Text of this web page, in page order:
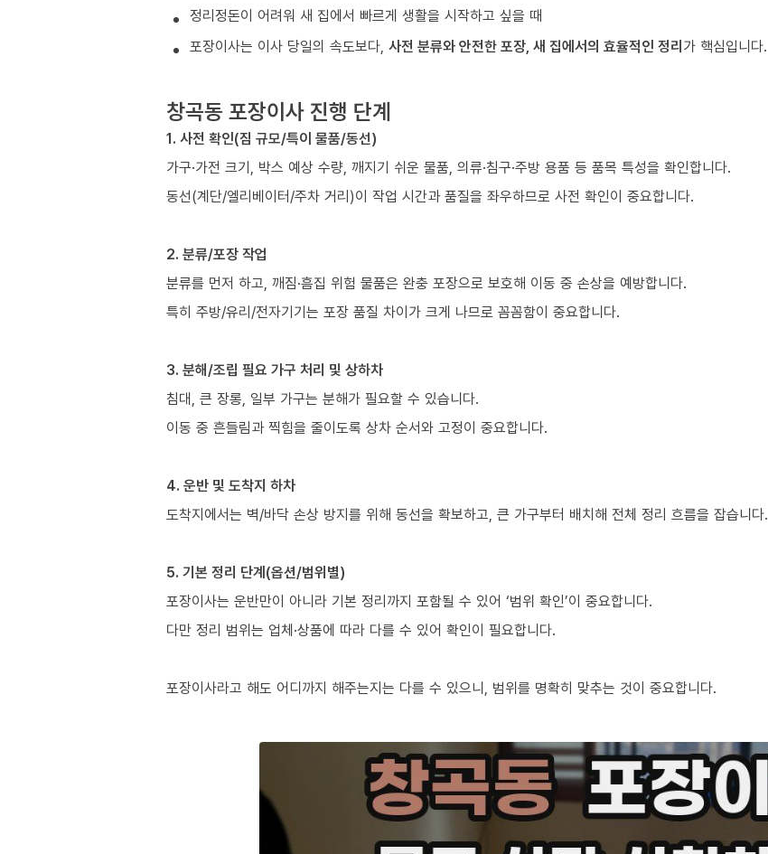
정리정돈이 어려워 새 집에서 빠르게 생활을 시작하고 싶을 때
포장이사는 이사 당일의 속도보다, 사전 분류와 안전한 포장, 새 집에서의 효율적인 정리가 핵심입니다.
창곡동 포장이사 진행 단계
1. 사전 확인(짐 규모/특이 물품/동선)
가구·가전 크기, 박스 예상 수량, 깨지기 쉬운 물품, 의류·침구·주방 용품 등 품목 특성을 확인합니다.
동선(계단/엘리베이터/주차 거리)이 작업 시간과 품질을 좌우하므로 사전 확인이 중요합니다.
2. 분류/포장 작업
분류를 먼저 하고, 깨짐·흠집 위험 물품은 완충 포장으로 보호해 이동 중 손상을 예방합니다.
특히 주방/유리/전자기기는 포장 품질 차이가 크게 나므로 꼼꼼함이 중요합니다.
3. 분해/조립 필요 가구 처리 및 상하차
침대, 큰 장롱, 일부 가구는 분해가 필요할 수 있습니다.
이동 중 흔들림과 찍힘을 줄이도록 상차 순서와 고정이 중요합니다.
4. 운반 및 도착지 하차
도착지에서는 벽/바닥 손상 방지를 위해 동선을 확보하고, 큰 가구부터 배치해 전체 정리 흐름을 잡습니다.
5. 기본 정리 단계(옵션/범위별)
포장이사는 운반만이 아니라 기본 정리까지 포함될 수 있어 ‘범위 확인’이 중요합니다.
다만 정리 범위는 업체·상품에 따라 다를 수 있어 확인이 필요합니다.
포장이사라고 해도 어디까지 해주는지는 다를 수 있으니, 범위를 명확히 맞추는 것이 중요합니다.